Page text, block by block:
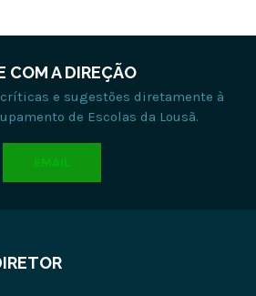
COM A DIREÇÃO
e sugestões diretamente à
de Escolas da Lousã.
EMAIL